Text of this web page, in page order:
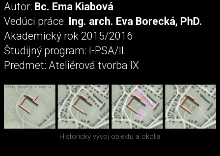
Autor: Bc. Ema Kiabová
Vedúci práce: Ing. arch. Eva Borecká, PhD.
Akademický rok 2015/2016
Študijný program: I-PSA/II.
Predmet: Ateliérová tvorba IX
Historický vývoj objektu a okolia